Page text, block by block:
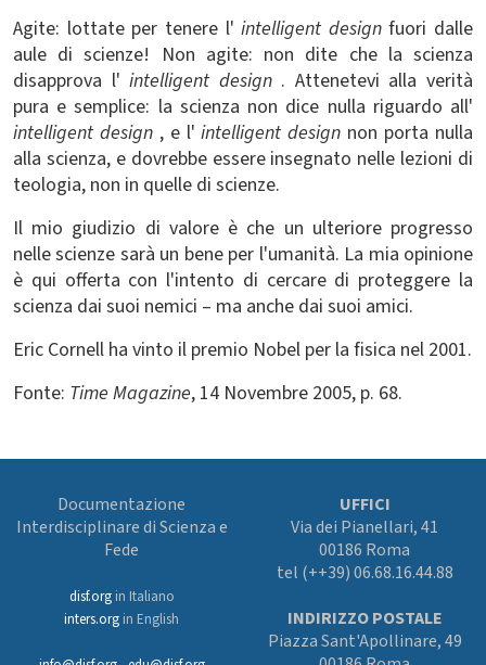
Agite: lottate per tenere l'intelligent designfuori dalle
aule di scienze! Non agite: non dite che la scienza
disapprova l'intelligent design . Attenetevi alla verità
pura e semplice: la scienza non dice nulla riguardo all'
intelligent design , e l'intelligent design non porta nulla
alla scienza, e dovrebbe essere insegnato nelle lezioni di
teologia, non in quelle di scienze.
Il mio giudizio di valore è che un ulteriore progresso
nelle scienze sarà un bene per l'umanità. La mia opinione
è qui offerta con l'intento di cercare di proteggere la
scienza dai suoi nemici – ma anche dai suoi amici.
Eric Cornell ha vinto il premio Nobel per la fisica nel 2001.
Fonte: Time Magazine, 14 Novembre 2005, p. 68.
Documentazione
Interdisciplinare di Scienza e
Fede
disf.orgin Italiano
inters.org in English
UFFICI
Via dei Pianellari, 41
00186 Roma
tel (++39) 06.68.16.44.88
INDIRIZZO POSTALE
Piazza Sant'Apollinare, 49